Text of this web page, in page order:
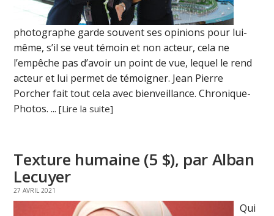
photographe garde souvent ses opinions pour lui-
même, s’il se veut témoin et non acteur, cela ne
l’empêche pas d’avoir un point de vue, lequel le rend
acteur et lui permet de témoigner. Jean Pierre
Porcher fait tout cela avec bienveillance. Chronique-
Photos. ...[Lire la suite]
Texture humaine (5 $), par Alban
Lecuyer
27 AVRIL 2021
Qui